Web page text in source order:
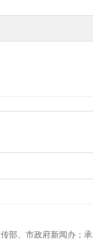
部、市政府新闻办；